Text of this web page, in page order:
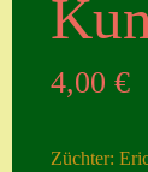
4,00€
Züchter: